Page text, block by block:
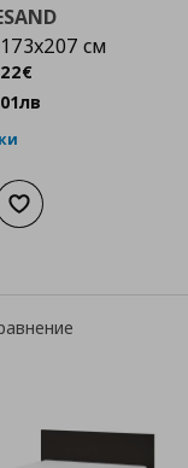
см
22€
01лв
в кошницата
Добави към